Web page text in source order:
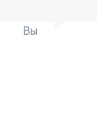
Вы